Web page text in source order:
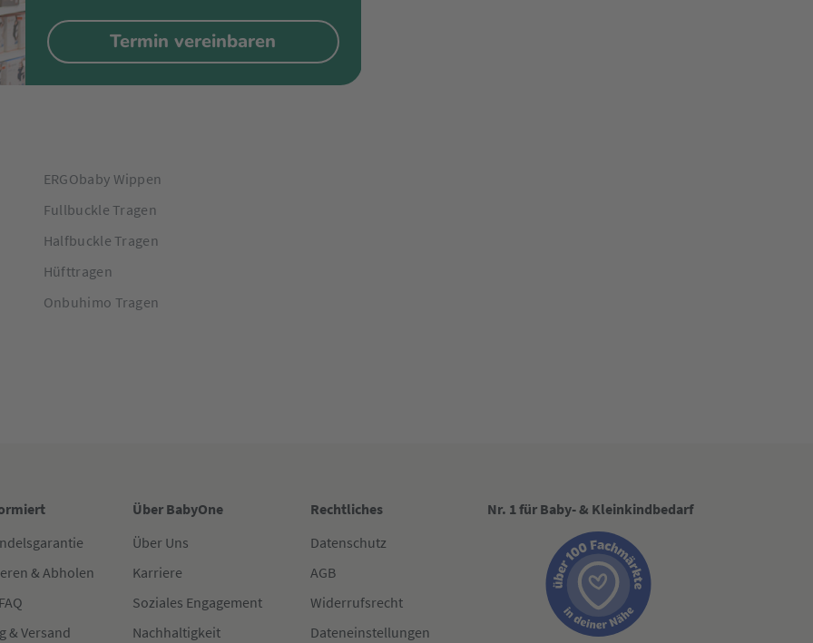
Termin vereinbaren
ERGObaby Wippen
Fullbuckle Tragen
Halfbuckle Tragen
Hüfttragen
Onbuhimo Tragen
& Abholen
& Versand
Über BabyOne
Über Uns
Karriere
Soziales Engagement
Nachhaltigkeit
Rechtliches
Datenschutz
AGB
Widerrufsrecht
Dateneinstellungen
Nr. 1 für Baby- & Kleinkindbedarf